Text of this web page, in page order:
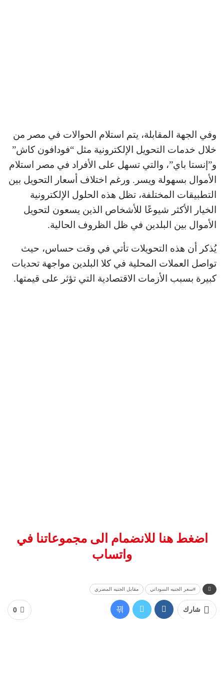
وفي الجهة المقابلة، يتم استلام الحوالات في مصر من
خلال خدمات التحويل الإلكترونية مثل “فودافون كاش”
و”إنستا باي”، والتي تسهل على الأفراد في مصر استلام
الأموال بسهولة ويسر. ورغم اختلاف أسعار التحويل بين
التطبيقات المختلفة، تظل هذه الحلول الإلكترونية
الخيار الأكثر شيوعًا للأشخاص الذين يسعون لتحويل
الأموال بين البلدين في ظل الظروف الحالية.
يُذكر أن هذه التحويلات تأتي في وقت حساس، حيث
تواصل العملات المحلية في كلا البلدين مواجهة تحديات
كبيرة بسبب الأزمات الاقتصادية التي تؤثر على قيمتها.
اضغط هنا للانضمام الى مجموعاتنا في
واتساب
#سعر الجنيه السوداني مقابل الجنيه المصري
0 شارك